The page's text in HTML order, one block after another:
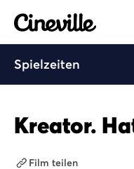
Cineville Logo
Spielzeiten
Kreator.
Film teilen